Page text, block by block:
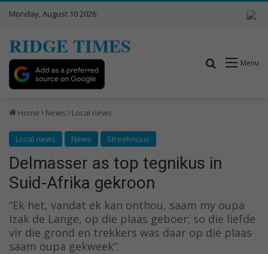
Monday, August 10 2026
RIDGE TIMES
Menu
Search for
Home News Local news
Local news News Streeknuus
Delmasser as top tegnikus in
Suid-Afrika gekroon
“Ek het, vandat ek kan onthou, saam my oupa
Izak de Lange, op die plaas geboer; so die liefde
vir die grond en trekkers was daar op die plaas
saam oupa gekweek”.